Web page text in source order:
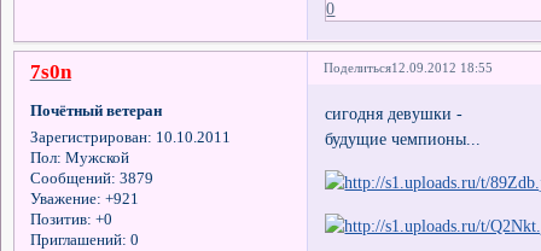
0
Поделиться12.09.2012 18:55
7s0n
Почётный ветеран
Зарегистрирован: 10.10.2011
Пол: Мужской
Сообщений: 3879
Уважение: +921
Позитив: +0
Приглашений: 0
сигодня девушки -
будущие чемпионы...